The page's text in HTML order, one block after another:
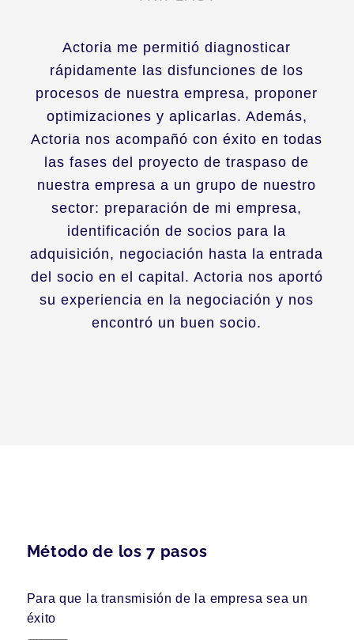
Actoria me permitió diagnosticar
rápidamente las disfunciones de los
procesos de nuestra empresa, proponer
optimizaciones y aplicarlas. Además,
Actoria nos acompañó con éxito en todas
las fases del proyecto de traspaso de
nuestra empresa a un grupo de nuestro
sector: preparación de mi empresa,
identificación de socios para la
adquisición, negociación hasta la entrada
del socio en el capital. Actoria nos aportó
su experiencia en la negociación y nos
encontró un buen socio.
Método de los 7 pasos
Para que la transmisión de la empresa sea un
éxito